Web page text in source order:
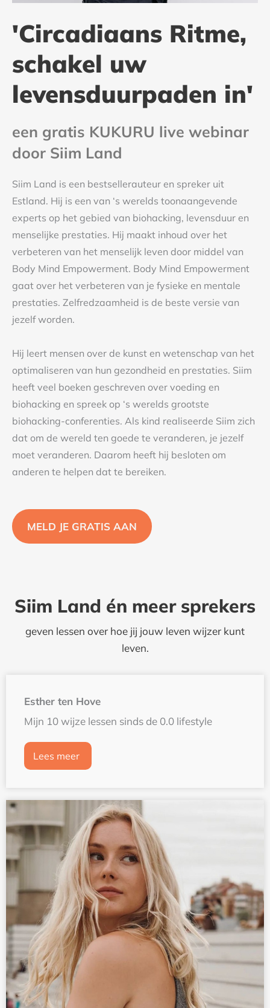
'Circadiaans Ritme,
schakel uw
levensduurpaden in'
een gratis KUKURU live webinar
door Siim Land
Siim Land is een bestsellerauteur en spreker uit
Estland. Hij is een van ‘s werelds toonaangevende
experts op het gebied van biohacking, levensduur en
menselijke prestaties. Hij maakt inhoud over het
verbeteren van het menselijk leven door middel van
Body Mind Empowerment. Body Mind Empowerment
gaat over het verbeteren van je fysieke en mentale
prestaties. Zelfredzaamheid is de beste versie van
jezelf worden.
Hij leert mensen over de kunst en wetenschap van het
optimaliseren van hun gezondheid en prestaties. Siim
heeft veel boeken geschreven over voeding en
biohacking en spreek op ‘s werelds grootste
biohacking-conferenties. Als kind realiseerde Siim zich
dat om de wereld ten goede te veranderen, je jezelf
moet veranderen. Daarom heeft hij besloten om
anderen te helpen dat te bereiken.
MELD JE GRATIS AAN
Siim Land én meer sprekers
geven lessen over hoe jij jouw leven wijzer kunt
leven.
Esther ten Hove
Mijn 10 wijze lessen sinds de 0.0 lifestyle
Lees meer